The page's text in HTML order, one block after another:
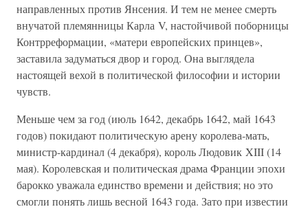
направленных против Янсения. И тем не менее смерть
внучатой племянницы Карла V, настойчивой поборницы
Контрреформации, «матери европейских принцев»,
заставила задуматься двор и город. Она выглядела
настоящей вехой в политической философии и истории
чувств.
Меньше чем за год (июль 1642, декабрь 1642, май 1643
годов) покидают политическую арену королева-мать,
министр-кардинал (4 декабря), король Людовик XIII (14
мая). Королевская и политическая драма Франции эпохи
барокко уважала единство времени и действия; но это
смогли понять лишь весной 1643 года. Зато при известии